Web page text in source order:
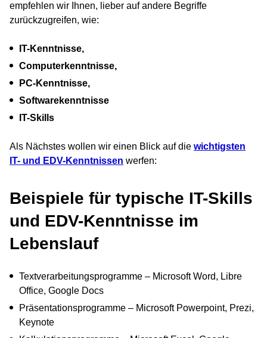
empfehlen wir Ihnen, lieber auf andere Begriffe
zurückzugreifen, wie:
IT-Kenntnisse,
Computerkenntnisse,
PC-Kenntnisse,
Softwarekenntnisse
IT-Skills
Als Nächstes wollen wir einen Blick auf die wichtigsten
IT- und EDV-Kenntnissen werfen:
Beispiele für typische IT-Skills
und EDV-Kenntnisse im
Lebenslauf
Textverarbeitungsprogramme – Microsoft Word, Libre
Office, Google Docs
Präsentationsprogramme – Microsoft Powerpoint, Prezi,
Keynote